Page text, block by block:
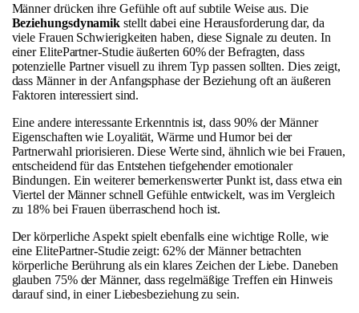
Männer drücken ihre Gefühle oft auf subtile Weise aus. Die
Beziehungsdynamik stellt dabei eine Herausforderung dar, da
viele Frauen Schwierigkeiten haben, diese Signale zu deuten. In
einer ElitePartner-Studie äußerten 60% der Befragten, dass
potenzielle Partner visuell zu ihrem Typ passen sollten. Dies zeigt,
dass Männer in der Anfangsphase der Beziehung oft an äußeren
Faktoren interessiert sind.
Eine andere interessante Erkenntnis ist, dass 90% der Männer
Eigenschaften wie Loyalität, Wärme und Humor bei der
Partnerwahl priorisieren. Diese Werte sind, ähnlich wie bei Frauen,
entscheidend für das Entstehen tiefgehender emotionaler
Bindungen. Ein weiterer bemerkenswerter Punkt ist, dass etwa ein
Viertel der Männer schnell Gefühle entwickelt, was im Vergleich
zu 18% bei Frauen überraschend hoch ist.
Der körperliche Aspekt spielt ebenfalls eine wichtige Rolle, wie
eine ElitePartner-Studie zeigt: 62% der Männer betrachten
körperliche Berührung als ein klares Zeichen der Liebe. Daneben
glauben 75% der Männer, dass regelmäßige Treffen ein Hinweis
darauf sind, in einer Liebesbeziehung zu sein.